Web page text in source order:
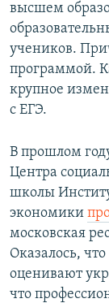
высшем
учеников.
программой.
крупное
с ЕГЭ.
В прошлом
Центра
школы
экономики
московская
Оказалось,
оценивают
что